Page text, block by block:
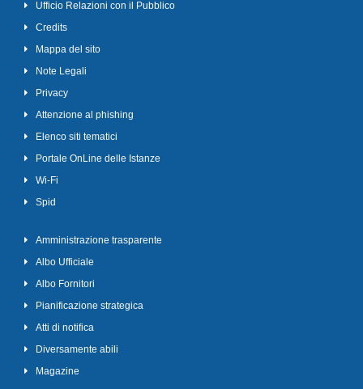
Ufficio Relazioni con il Pubblico
Credits
Mappa del sito
Note Legali
Privacy
Attenzione al phishing
Elenco siti tematici
Portale OnLine delle Istanze
Wi-Fi
Spid
Amministrazione trasparente
Albo Ufficiale
Albo Fornitori
Pianificazione strategica
Atti di notifica
Diversamente abili
Magazine